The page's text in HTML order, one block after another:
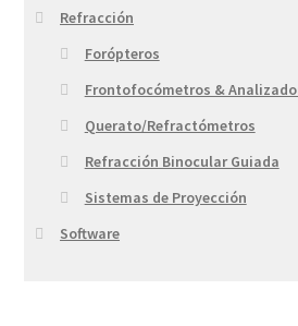
Refracción
Forópteros
Frontofocómetros &
Querato/Refractómetros
Refracción Binocular Guiada
Sistemas de Proyección
Software